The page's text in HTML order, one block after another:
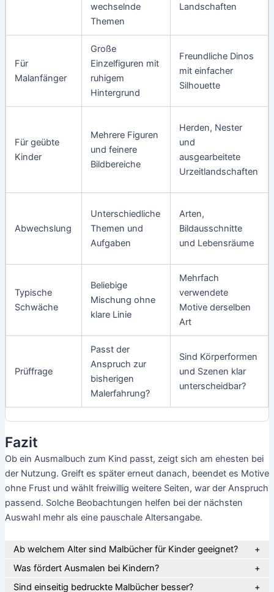
wechselnde
Themen
Landschaften
Für
Malanfänger
Große
Einzelfiguren mit
ruhigem
Hintergrund
Freundliche Dinos
mit einfacher
Silhouette
Für geübte
Kinder
Mehrere Figuren
und feinere
Bildbereiche
Herden, Nester
und
ausgearbeitete
Urzeitlandschaften
Abwechslung
Unterschiedliche
Themen und
Aufgaben
Arten,
Bildausschnitte
und Lebensräume
Typische
Schwäche
Beliebige
Mischung ohne
klare Linie
Mehrfach
verwendete
Motive derselben
Art
Prüffrage
Passt der
Anspruch zur
bisherigen
Malerfahrung?
Sind Körperformen
und Szenen klar
unterscheidbar?
Fazit
Ob ein Ausmalbuch zum Kind passt, zeigt sich am ehesten bei
der Nutzung. Greift es später erneut danach, beendet es Motive
ohne Frust und wählt freiwillig weitere Seiten, war der Anspruch
passend. Solche Beobachtungen helfen bei der nächsten
Auswahl mehr als eine pauschale Altersangabe.
Ab welchem Alter sind Malbücher für Kinder geeignet?
Was fördert Ausmalen bei Kindern?
Sind einseitig bedruckte Malbücher besser?